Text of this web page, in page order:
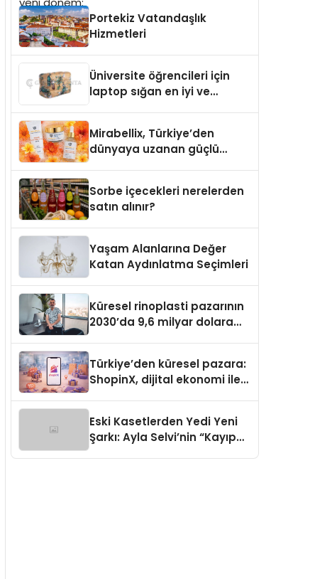
Portekiz Vatandaşlık
Hizmetleri
Üniversite öğrencileri için
laptop sığan en iyi ve
Mirabellix, Türkiye’den
dünyaya uzanan güçlü
Sorbe içecekleri nerelerden
satın alınır?
Yaşam Alanlarına Değer
Katan Aydınlatma Seçimleri
Küresel rinoplasti pazarının
2030’da 9,6 milyar dolara
Türkiye’den küresel pazara:
ShopinX, dijital ekonomi ile
Eski Kasetlerden Yedi Yeni
Şarkı: Ayla Selvi’nin “Kayıp